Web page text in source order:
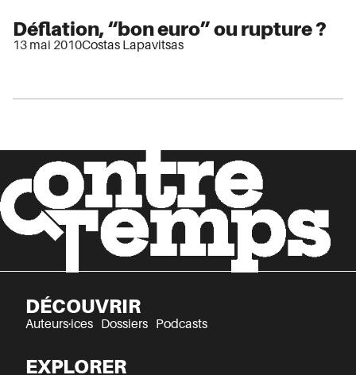
Déflation, “bon euro” ou rupture ?
13 mai 2010Costas Lapavitsas
DÉCOUVRIR
Auteurs·ices Dossiers Podcasts
EXPLORER